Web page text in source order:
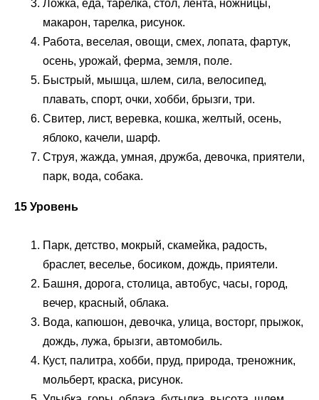
Ложка, еда, тарелка, стол, лента, ножницы,
макарон, тарелка, рисунок.
Работа, веселая, овощи, смех, лопата, фартук,
осень, урожай, ферма, земля, поле.
Быстрый, мышца, шлем, сила, велосипед,
плавать, спорт, очки, хобби, брызги, три.
Свитер, лист, веревка, кошка, желтый, осень,
яблоко, качели, шарф.
Струя, жажда, умная, дружба, девочка, приятели,
парк, вода, собака.
15 Уровень
Парк, детство, мокрый, скамейка, радость,
браслет, веселье, босиком, дождь, приятели.
Башня, дорога, столица, автобус, часы, город,
вечер, красный, облака.
Вода, капюшон, девочка, улица, восторг, прыжок,
дождь, лужа, брызги, автомобиль.
Куст, палитра, хобби, пруд, природа, треножник,
мольберт, краска, рисунок.